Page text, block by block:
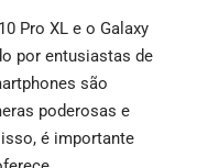
Pro XL e o Galaxy
por entusiastas de
são
poderosas e
é importante